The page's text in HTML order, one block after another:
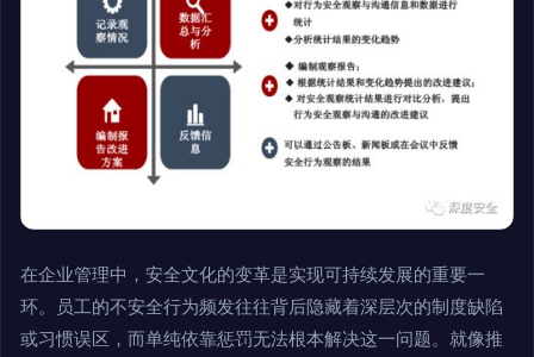
在企业管理中，安全文化的变革是实现可持续发展的重要一
环。员工的不安全行为频发往往背后隐藏着深层次的制度缺陷
或习惯误区，而单纯依靠惩罚无法根本解决这一问题。就像推